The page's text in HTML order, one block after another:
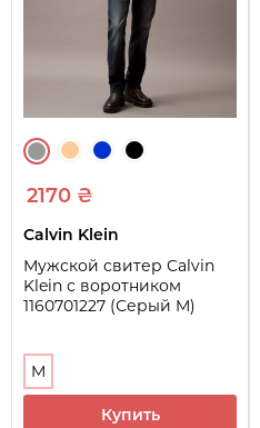
2170 ₴
Calvin Klein
Мужской свитер Calvin
Klein с воротником
1160701227 (Серый M)
M
Купить